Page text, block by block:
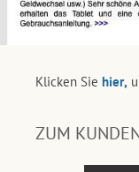
Klicken Sie hier,
ZUM